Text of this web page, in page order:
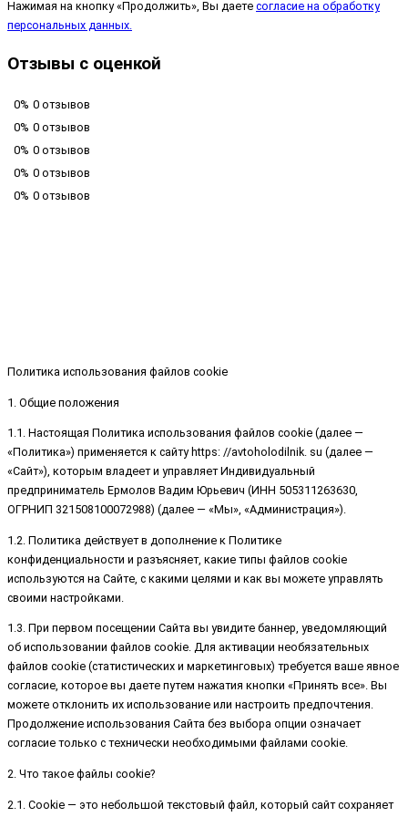
Нажимая на кнопку «Продолжить», Вы даете согласие на обработку
персональных данных.
Отзывы с оценкой
0% 0 отзывов
0% 0 отзывов
0% 0 отзывов
0% 0 отзывов
0% 0 отзывов
Политика использования файлов cookie
1. Общие положения
1.1. Настоящая Политика использования файлов cookie (далее —
«Политика») применяется к сайту https: //avtoholodilnik. su (далее —
«Сайт»), которым владеет и управляет Индивидуальный
предприниматель Ермолов Вадим Юрьевич (ИНН 505311263630,
ОГРНИП 321508100072988) (далее — «Мы», «Администрация»).
1.2. Политика действует в дополнение к Политике
конфиденциальности и разъясняет, какие типы файлов cookie
используются на Сайте, с какими целями и как вы можете управлять
своими настройками.
1.3. При первом посещении Сайта вы увидите баннер, уведомляющий
об использовании файлов cookie. Для активации необязательных
файлов cookie (статистических и маркетинговых) требуется ваше явное
согласие, которое вы даете путем нажатия кнопки «Принять все». Вы
можете отклонить их использование или настроить предпочтения.
Продолжение использования Сайта без выбора опции означает
согласие только с технически необходимыми файлами cookie.
2. Что такое файлы cookie?
2.1. Cookie — это небольшой текстовый файл, который сайт сохраняет